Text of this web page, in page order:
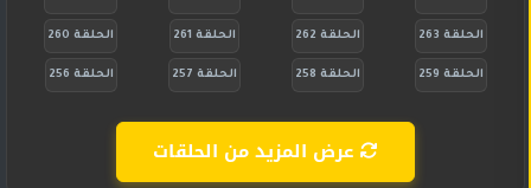
الحلقة 263 الحلقة 262 الحلقة 261 الحلقة 260
الحلقة 259 الحلقة 258 الحلقة 257 الحلقة 256
عرض المزيد من الحلقات